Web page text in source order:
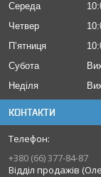
Середа
Четвер
Пʼятниця
Субота
Неділя
КОНТАКТИ
+380 (66) 377-84-87
Відділ продажів